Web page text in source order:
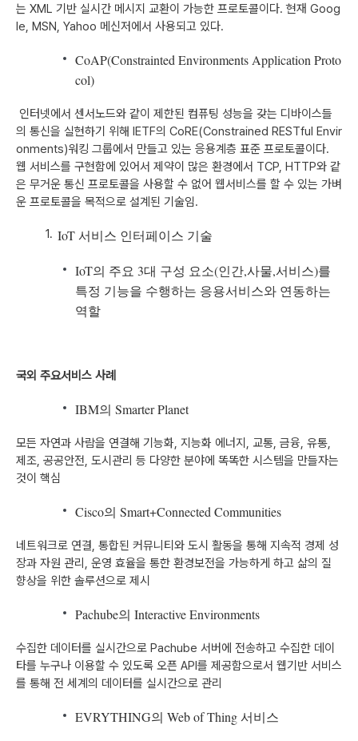
는 XML 기반 실시간 메시지 교환이 가능한 프로토콜이다. 현재 Goog
le, MSN, Yahoo 메신저에서 사용되고 있다.
CoAP(Constrainted Environments Application Proto
col)
인터넷에서 센서노드와 같이 제한된 컴퓨팅 성능을 갖는 디바이스들
의 통신을 실현하기 위해 IETF의 CoRE(Constrained RESTful Envir
onments)워킹 그룹에서 만들고 있는 응용계층 표준 프로토콜이다.
웹 서비스를 구현함에 있어서 제약이 많은 환경에서 TCP, HTTP와 같
은 무거운 통신 프로토콜을 사용할 수 없어 웹서비스를 할 수 있는 가벼
운 프로토콜을 목적으로 설계된 기술임.
IoT 서비스 인터페이스 기술
IoT의 주요 3대 구성 요소(인간,사물,서비스)를
특정 기능을 수행하는 응용서비스와 연동하는
역할
국외 주요서비스 사례
IBM의 Smarter Planet
모든 자연과 사람을 연결해 기능화, 지능화 에너지, 교통, 금융, 유통,
제조, 공공안전, 도시관리 등 다양한 분야에 똑똑한 시스템을 만들자는
것이 핵심
Cisco의 Smart+Connected Communities
네트워크로 연결, 통합된 커뮤니티와 도시 활동을 통해 지속적 경제 성
장과 자원 관리, 운영 효율을 통한 환경보전을 가능하게 하고 삶의 질
향상을 위한 솔루션으로 제시
Pachube의 Interactive Environments
수집한 데이터를 실시간으로 Pachube 서버에 전송하고 수집한 데이
타를 누구나 이용할 수 있도록 오픈 API를 제공함으로서 웹기반 서비스
를 통해 전 세계의 데이터를 실시간으로 관리
EVRYTHING의 Web of Thing 서비스